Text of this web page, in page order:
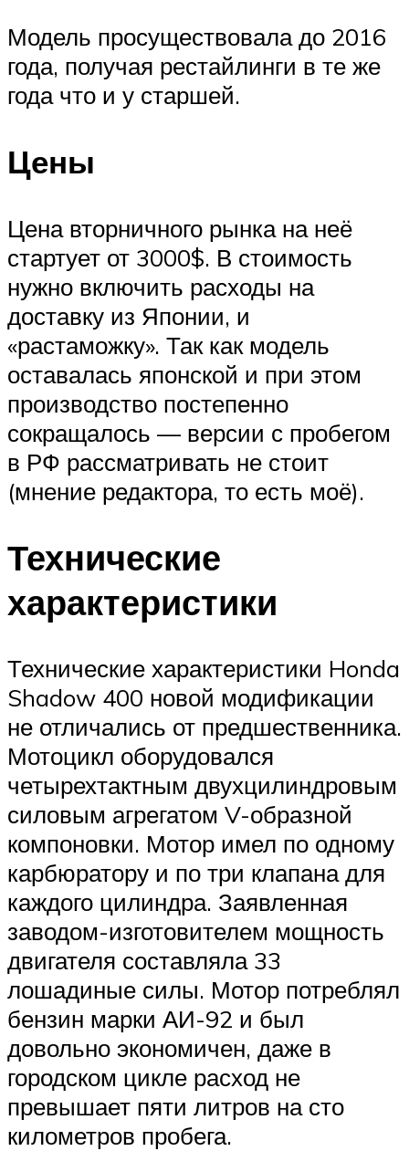
Модель просуществовала до 2016
года, получая рестайлинги в те же
года что и у старшей.
Цены
Цена вторничного рынка на неё
стартует от 3000$. В стоимость
нужно включить расходы на
доставку из Японии, и
«растаможку». Так как модель
оставалась японской и при этом
производство постепенно
сокращалось — версии с пробегом
в РФ рассматривать не стоит
(мнение редактора, то есть моё).
Технические
характеристики
Технические характеристики Honda
Shadow 400 новой модификации
не отличались от предшественника.
Мотоцикл оборудовался
четырехтактным двухцилиндровым
силовым агрегатом V-образной
компоновки. Мотор имел по одному
карбюратору и по три клапана для
каждого цилиндра. Заявленная
заводом-изготовителем мощность
двигателя составляла 33
лошадиные силы. Мотор потреблял
бензин марки АИ-92 и был
довольно экономичен, даже в
городском цикле расход не
превышает пяти литров на сто
километров пробега.